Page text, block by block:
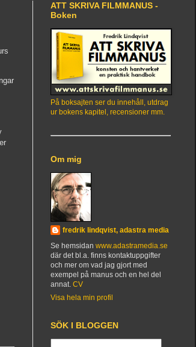
ATT SKRIVA FILMMANUS -
Boken
På boksajten ser du innehåll, utdrag
ur bokens kapitel, recensioner mm.
Om mig
fredrik lindqvist, adastra media
Se hemsidan www.adastramedia.se
där det bl.a. finns kontaktuppgifter
och mer om vad jag gjort med
exempel på manus och en hel del
annat. CV
Visa hela min profil
SÖK I BLOGGEN